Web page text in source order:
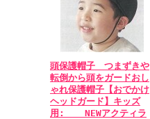
頭保護帽子 つまずきや
転倒から頭をガードおし
ゃれ保護帽子【おでかけ
ヘッドガード】キッズ
用: NEWアクティラ